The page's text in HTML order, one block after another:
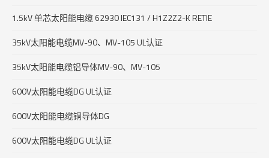
1.5kV 单芯太阳能电缆 62930 IEC131 / H1Z2Z2-K RETIE
35kV太阳能电缆MV-90、MV-105 UL认证
35kV太阳能电缆铝导体MV-90、MV-105
600V太阳能电缆DG UL认证
600V太阳能电缆铜导体DG
600V太阳能电缆DG UL认证